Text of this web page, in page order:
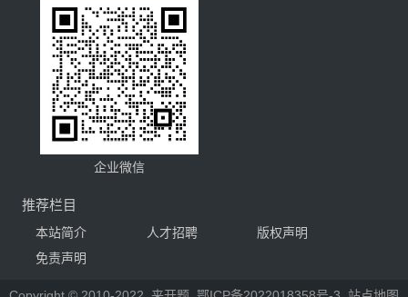
企业微信
推荐栏目
本站简介 人才招聘
版权声明
免责声明